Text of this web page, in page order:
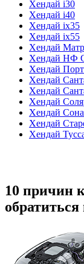
Хендай i30
Хендай i40
Хендай ix35
Хендай ix55
Хендай
Хендай НФ
Хендай
Хендай
Хендай
Хендай
Хендай
Хендай
Хендай
10 причин
обратиться